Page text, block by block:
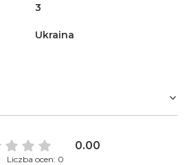
3
Ukraina
0.00
Liczba ocen: 0